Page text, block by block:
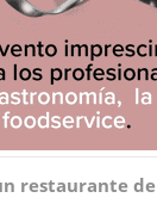
restaurante